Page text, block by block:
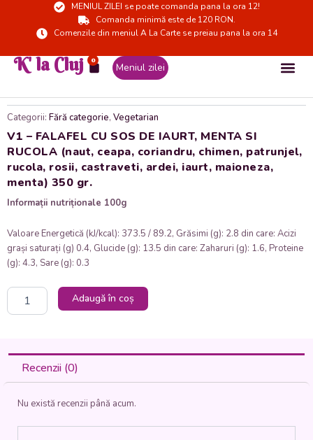
MENIUL ZILEI se poate comanda pana la ora 12!
Comanda minimă este de 120 RON.
Comenzile din meniul A La Carte se preiau pana la ora 14
K' la Cluj 0
Cart Meniul zilei
Categorii: Fără categorie, Vegetarian
V1 – FALAFEL CU SOS DE IAURT, MENTA SI
RUCOLA (naut, ceapa, coriandru, chimen, patrunjel,
rucola, rosii, castraveti, ardei, iaurt, maioneza,
menta) 350 gr.
Informații nutriționale 100g
Valoare Energetică (kJ/kcal): 373.5 / 89.2, Grăsimi (g): 2.8 din care: Acizi
grași saturați (g) 0.4, Glucide (g): 13.5 din care: Zaharuri (g): 1.6, Proteine
(g): 4.3, Sare (g): 0.3
Cantitate
SOS
MENTA
Adaugă în coș
Recenzii (0)
Nu există recenzii până acum.